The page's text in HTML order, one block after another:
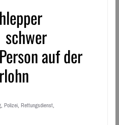
auf der
, Polizei, Rettungsdienst,